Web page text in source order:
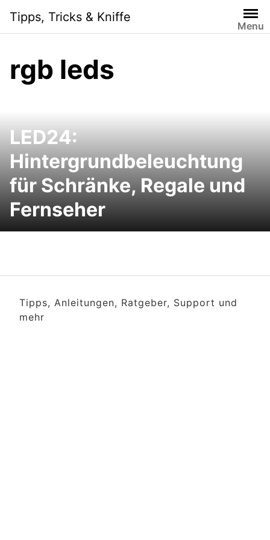
content
Tipps, Tricks & Kniffe
Menu
rgb leds
LED24:
Hintergrundbeleuchtung
für Schränke, Regale und
Fernseher
Tipps, Anleitungen, Ratgeber, Support und
mehr